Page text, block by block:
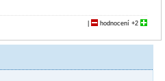
hodnocení +2